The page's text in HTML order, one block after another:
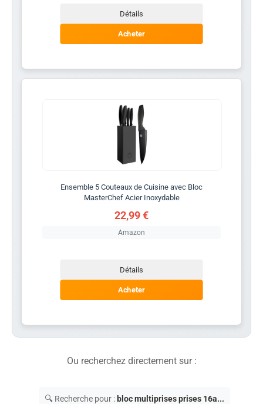
Détails
Acheter
Ensemble 5 Couteaux de Cuisine avec Bloc
MasterChef Acier Inoxydable
22,99 €
Amazon
Détails
Acheter
Ou recherchez directement sur :
🔍 Recherche pour : bloc multiprises prises 16a...